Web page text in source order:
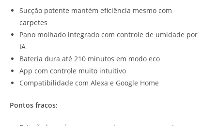
Sucção potente mantém eficiência mesmo com
carpetes
Pano molhado integrado com controle de umidade por
IA
Bateria dura até 210 minutos em modo eco
App com controle muito intuitivo
Compatibilidade com Alexa e Google Home
Pontos fracos: